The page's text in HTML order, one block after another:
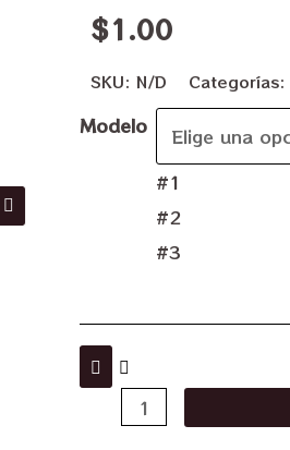
$1.00
SKU: N/D Categorías:
Modelo
#1
#2
#3